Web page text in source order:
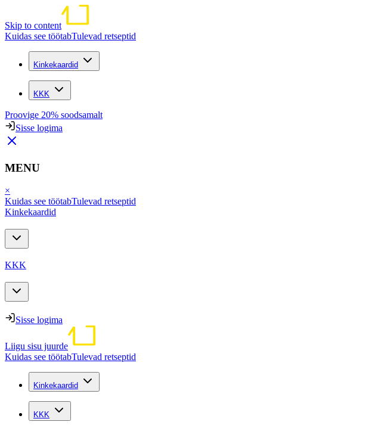
Skip to content
Kuidas see töötabTulevad retseptid
Kinkekaardid
KKK
Proovige 20% soodsamalt
Sisse logima
MENU
×
Kuidas see töötabTulevad retseptid
Kinkekaardid
KKK
Sisse logima
Liigu sisu juurde
Kuidas see töötabTulevad retseptid
Kinkekaardid
KKK